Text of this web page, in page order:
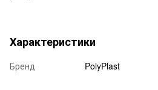
Характеристики
Бренд PolyPlast